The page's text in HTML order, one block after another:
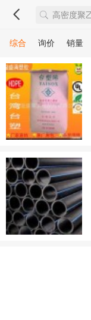
综合 询价 销量